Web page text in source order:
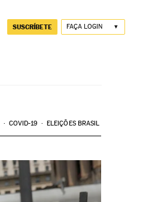
SUSCRÍBETE FAÇA LOGIN
COVID-19 ELEIÇÕES BRASIL